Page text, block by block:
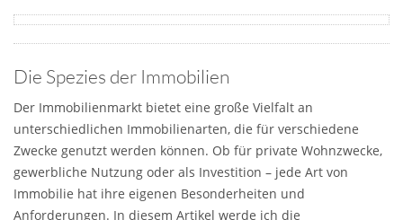
Die Spezies der Immobilien
Der Immobilienmarkt bietet eine große Vielfalt an
unterschiedlichen Immobilienarten, die für verschiedene
Zwecke genutzt werden können. Ob für private Wohnzwecke,
gewerbliche Nutzung oder als Investition – jede Art von
Immobilie hat ihre eigenen Besonderheiten und
Anforderungen. In diesem Artikel werde ich die